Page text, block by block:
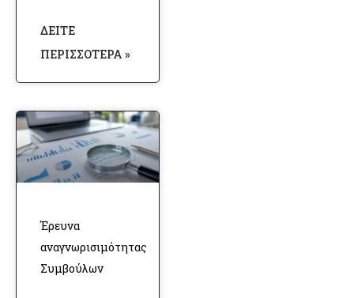
ΔΕΊΤΕ
ΠΕΡΙΣΣΌΤΕΡΑ »
Έρευνα
αναγνωρισιμότητας
Συμβούλων